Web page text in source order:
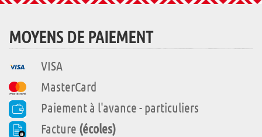
MOYENS DE PAIEMENT
VISA
MasterCard
Paiement à l'avance - particuliers
Facture (écoles)